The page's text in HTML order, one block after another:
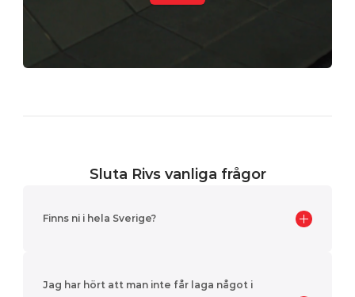
Sluta Rivs vanliga frågor
Finns ni i hela Sverige?
Jag har hört att man inte får laga något i